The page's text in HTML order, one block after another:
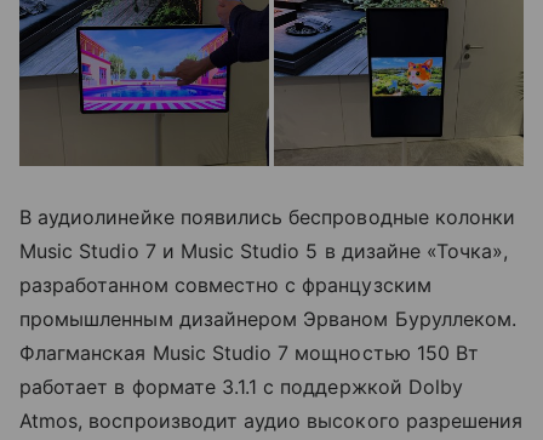
В аудиолинейке появились беспроводные колонки
Music Studio 7 и Music Studio 5 в дизайне «Точка»,
разработанном совместно с французским
промышленным дизайнером Эрваном Буруллеком.
Флагманская Music Studio 7 мощностью 150 Вт
работает в формате 3.1.1 с поддержкой Dolby
Atmos, воспроизводит аудио высокого разрешения